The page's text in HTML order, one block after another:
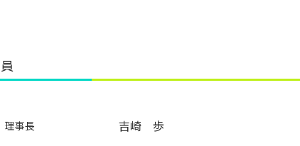
理事長 吉崎 歩